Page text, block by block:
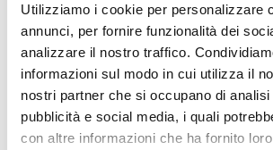
Utilizziamo i cookie per personalizzare
annunci, per fornire funzionalità dei
analizzare il nostro traffico.
informazioni sul modo in cui utilizza il
nostri partner che si occupano di analisi
pubblicità e social media, i quali
con altre informazioni che ha fornito
Reso facile e
PRONTA
Spedizione Gratuita